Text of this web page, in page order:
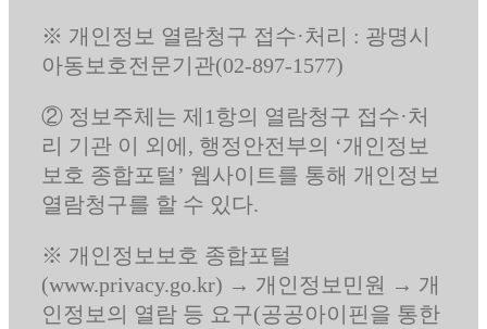
※ 개인정보 열람청구 접수·처리 : 광명시
아동보호전문기관(02-897-1577)
② 정보주체는 제1항의 열람청구 접수·처
리 기관 이 외에, 행정안전부의 ‘개인정보
보호 종합포털’ 웹사이트를 통해 개인정보
열람청구를 할 수 있다.
※ 개인정보보호 종합포털
(www.privacy.go.kr) → 개인정보민원 → 개
인정보의 열람 등 요구(공공아이핀을 통한